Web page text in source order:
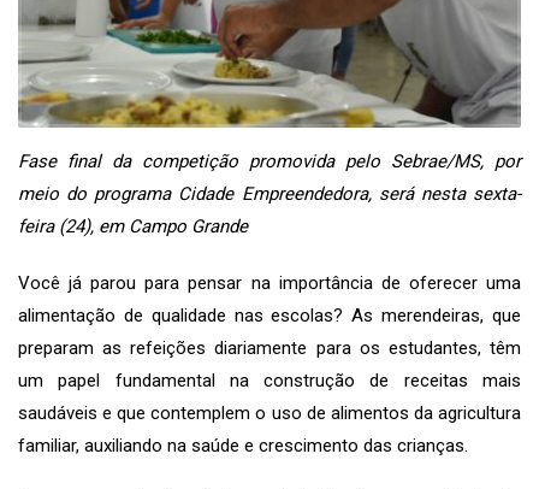
Fase final da competição promovida pelo Sebrae/MS, por
meio do programa Cidade Empreendedora, será nesta sexta-
feira (24), em Campo Grande
Você já parou para pensar na importância de oferecer uma
alimentação de qualidade nas escolas? As merendeiras, que
preparam as refeições diariamente para os estudantes, têm
um papel fundamental na construção de receitas mais
saudáveis e que contemplem o uso de alimentos da agricultura
familiar, auxiliando na saúde e crescimento das crianças.